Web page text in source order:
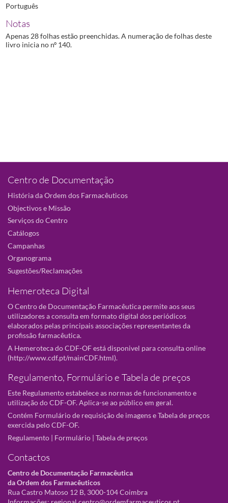
Português
Notas
Apenas 28 folhas estão preenchidas. A numeração de folhas deste
livro inicia no nº 140.
Centro de Documentação
História da Ordem dos Farmacêuticos
Objectivos e Missão
Serviços do Centro
Catálogos
Campanhas
Organograma
Sugestões/Reclamações
Hemeroteca Digital
O Centro de Documentação Farmacêutica permite aos seus
utilizadores a consulta em formato digital dos periódicos
elaborados pelas principais associações representantes da
profissão farmacêutica.
A Hemeroteca do CDF-OF está disponivel para consulta online
(http://www.cdf.pt/mainCDF.html).
Regulamento, Formulário e Tabela de preços
Este Regulamento estabelece as normas de funcionamento e
utilização do CDF-OF. Aplica-se ao público em geral.
Contém Formulário de requisição de imagens e Tabela de preços
exercida pelo CDF-OF.
Regulamento | Formulário | Tabela de preços
Contactos
Centro de Documentação Farmacêutica
da Ordem dos Farmacêuticos
Rua Castro Matoso 12 B, 3000-104 Coimbra